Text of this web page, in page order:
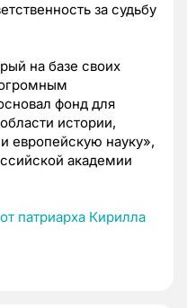
за судьбу
на базе своих
фонд для
истории,
европейскую науку»,
академии